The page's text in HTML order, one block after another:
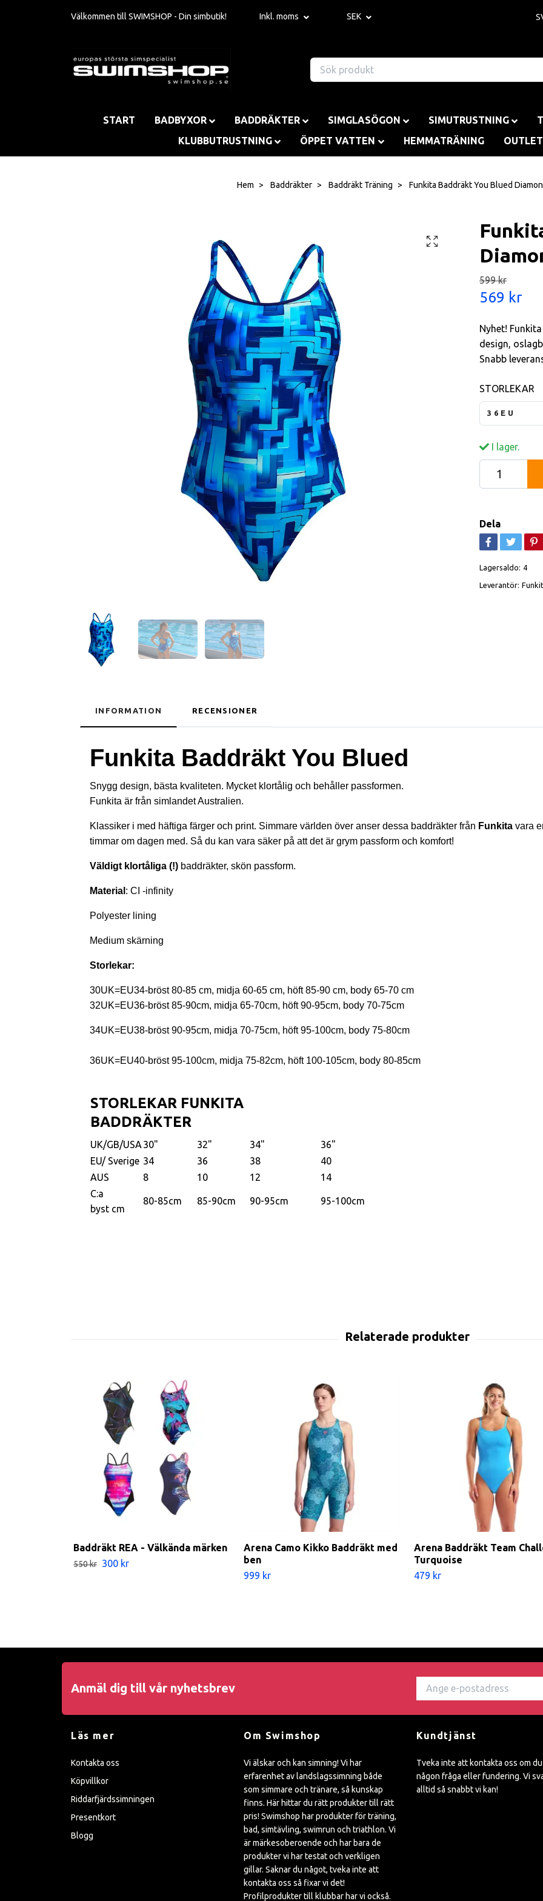
Välkommen till SWIMSHOP - Din simbutik! Inkl. moms SEK
START BADBYXOR BADDRÄKTER SIMGLASÖGON SIMUTRUSTNING
KLUBBUTRUSTNING
ÖPPET VATTEN HEMMATRÄNING OUTLET
Hem Baddräkter Baddräkt Träning Funkita Baddräkt You Blued
599 kr
569 kr
Nyhet!
design,
Snabb
STORLEKAR
36EU
I lager.
Dela
Lagersaldo: 4
Leverantör:
INFORMATION RECENSIONER
Funkita Baddräkt You Blued
Snygg design, bästa kvaliteten. Mycket klortålig och behåller passformen.
Funkita är från simlandet Australien.
Klassiker i med häftiga färger och print. Simmare världen över anser dessa baddräkter från Funkita vara
timmar om dagen med. Så du kan vara säker på att det är grym passform och komfort!
Väldigt klortåliga (!) baddräkter, skön passform.
Material : CI -infinity
Polyester lining
Medium skärning
Storlekar:
30UK=EU34-bröst 80-85 cm, midja 60-65 cm, höft 85-90 cm, body 65-70 cm
32UK=EU36-bröst 85-90cm, midja 65-70cm, höft 90-95cm, body 70-75cm
34UK=EU38-bröst 90-95cm, midja 70-75cm, höft 95-100cm, body 75-80cm
36UK=EU40-bröst 95-100cm, midja 75-82cm, höft 100-105cm, body 80-85cm
STORLEKAR FUNKITA
BADDRÄKTER
UK/GB/USA 30" 32" 34"
36"
EU/ Sverige 34 36 38
40
AUS
8 10 12
14
C:a
byst cm
80-85cm 85-90cm 90-95cm 95-100cm
Baddräkt REA - Välkända märken
550 kr 300 kr
Arena Camo Kikko Baddräkt med
ben
999 kr
Arena Baddräkt Team
Turquoise
479 kr
Anmäl dig till vår nyhetsbrev
Läs mer
Kontakta oss
Köpvillkor
Riddarfjärdssimningen
Presentkort
Blogg
Om Swimshop
Vi älskar och kan simning! Vi har
erfarenhet av landslagssimning både
som simmare och tränare, så kunskap
finns. Här hittar du rätt produkter till rätt
pris! Swimshop har produkter för träning,
bad, simtävling, swimrun och triathlon. Vi
är märkesoberoende och har bara de
produkter vi har testat och verkligen
gillar. Saknar du något, tveka inte att
kontakta oss så fixar vi det!
Profilprodukter till klubbar har vi också.
Kundtjänst
Tveka inte att kontakta oss om
någon fråga eller fundering. Vi
alltid så snabbt vi kan!